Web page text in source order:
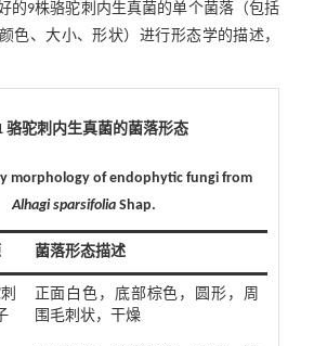
的9株骆驼刺内生真菌的单个菌落（包括
色、大小、形状）进行形态学的描述，
骆驼刺内生真菌的菌落形态
morphology of endophytic fungi from
Alhagi sparsifolia Shap.
菌落形态描述
正面白色，底部棕色，圆形，周
围毛刺状，干燥